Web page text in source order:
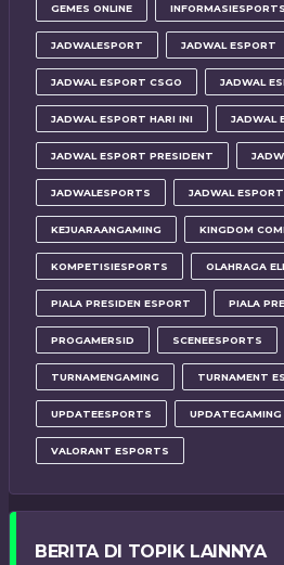
GEMES ONLINE INFORMASIESPORTS
JADWALESPORT JADWAL ESPORT
JADWAL ESPORT CSGO JADWAL
JADWAL ESPORT HARI INI JADWAL
JADWAL ESPORT PRESIDENT
JADWALESPORTS JADWAL
KEJUARAANGAMING KINGDOM
KOMPETISIESPORTS OLAHRAGA
PIALA PRESIDEN ESPORT PIALA
PROGAMERSID SCENEESPORTS
TURNAMENGAMING TURNAMENT
UPDATEESPORTS UPDATEGAMING
VALORANT ESPORTS
BERITA DI TOPIK LAINNYA